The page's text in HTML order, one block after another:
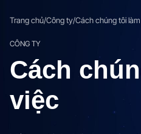
Trang chủ/Công ty/Cách chúng tôi
CÔNG TY
Cách
việc